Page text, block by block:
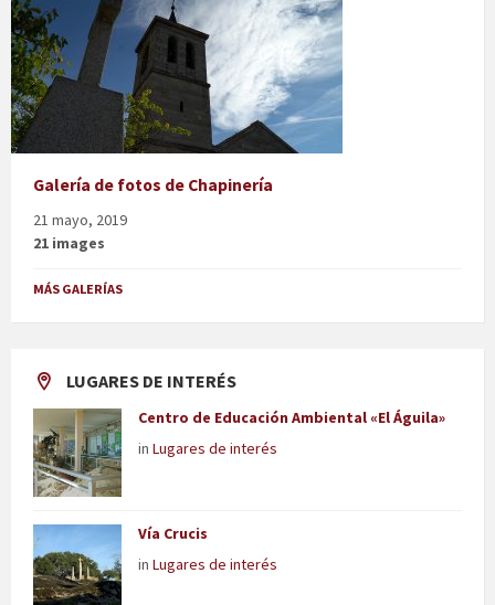
Galería de fotos de Chapinería
21 mayo, 2019
21 images
MÁS GALERÍAS
LUGARES DE INTERÉS
Centro de Educación Ambiental «El Águila»
in Lugares de interés
Vía Crucis
in Lugares de interés